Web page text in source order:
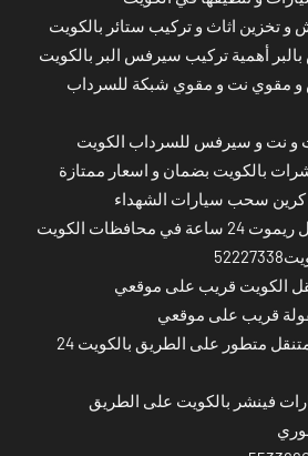
تخزين اثاث و تركيب ستائر بالكويت
أهمية تركيب سيرفس البر بالكويت
مقوي نت و مقوي شبكة للسرداب
و نت و سيرفس للسرداب الكويت
بالكويت بضمان و اسعار ممتازة
كرين سحب سيارات الشهداء
الكويت
الكويت قريب على موقعي
قريب على موقعي
بنشر تصليح سيارات متنقل متطور على الطريق بالكويت 24
فينشر بالكويت على الطريق